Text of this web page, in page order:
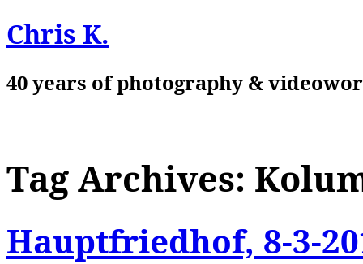
Chris K.
40 years of photography &
Tag Archives:
Hauptfriedhof, 8-3-